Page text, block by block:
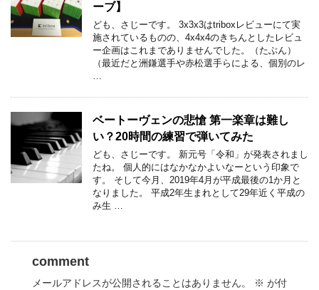
ーブ】
ども、さじーです。 3x3x3はtriboxレビューにて実
施されているものの、4x4x4のきちんとしたレビュ
ー企画はこれまでありませんでした。（たぶん）
（最近だと洲鎌選手や赤松選手らによる、個別のレ
…
ベートーヴェンの悲愴 第一楽章は難し
い？20時間の練習で弾いてみた
ども、さじーです。 新元号「令和」が発表されまし
たね。 個人的にはなかなかよいなーという印象で
す。 そして今月、2019年4月が平成最後の1か月と
なりました。 平成2年生まれとして29年近く平成の
み生 …
comment
メールアドレスが公開されることはありません。 ※ が付